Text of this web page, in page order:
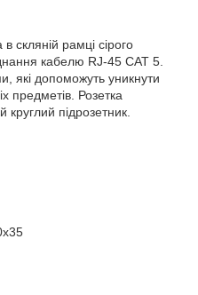
скляній рамці сірого
кабелю RJ-45 CAT 5.
які допоможуть уникнути
предметів. Розетка
підрозетник.